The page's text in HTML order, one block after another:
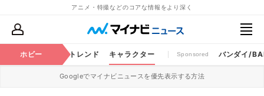
アニメ・特撮などのコアな情報をより深く
ホビー
特撮 トレンド キャラクター Sponsored バンダイ/
Googleでマイナビニュースを優先表示する方法